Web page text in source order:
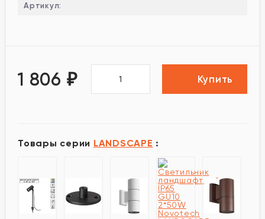
Артикул:
1 806 ₽ Купить
Товары серии LANDSCAPE :